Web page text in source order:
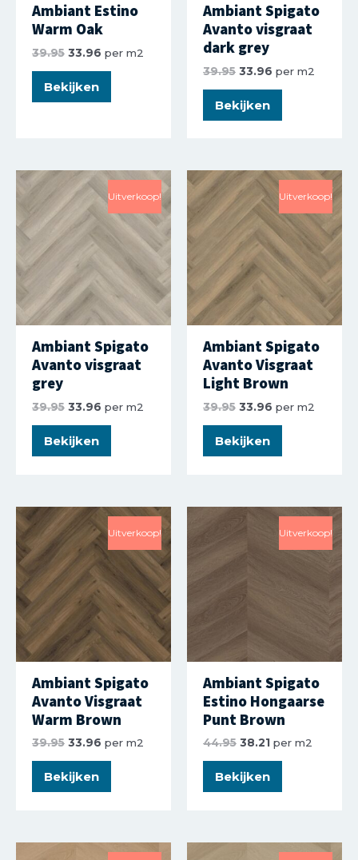
Ambiant Estino
Warm Oak
39.95 33.96 per m2
Bekijken
Ambiant Spigato
Avanto visgraat
dark grey
39.95 33.96 per m2
Bekijken
Uitverkoop!
Ambiant Spigato
Avanto visgraat
grey
39.95 33.96 per m2
Bekijken
Uitverkoop!
Ambiant Spigato
Avanto Visgraat
Light Brown
39.95 33.96 per m2
Bekijken
Uitverkoop!
Ambiant Spigato
Avanto Visgraat
Warm Brown
39.95 33.96 per m2
Bekijken
Uitverkoop!
Ambiant Spigato
Estino Hongaarse
Punt Brown
44.95 38.21 per m2
Bekijken